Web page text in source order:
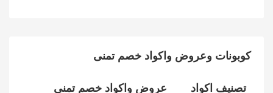
كوبونات وعروض واكواد خصم تمنى
تصنيف اكواد
عروض واكواد خصم تمنى